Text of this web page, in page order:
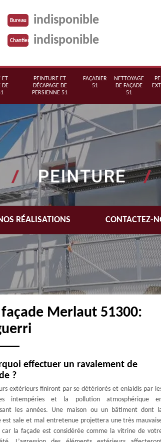
Bureau indisponible
Chantier indisponible
ET
DE
PEINTURE ET
DÉCAPAGE DE
PERSIENNE 51
FAÇADIER
51
NETTOYAGE
DE FAÇADE
51
RÉALISATIONS CONTACTEZ-
Merlaut 51300:
effectuer un ravalement de
?
extérieurs finiront par se détériorés et enlaidis par
intempéries et la pollution atmosphérique
les années. Une maison ou un bâtiment dont
est sale et mal entretenue projettera une très
car la façade est considérée comme la vitrine de